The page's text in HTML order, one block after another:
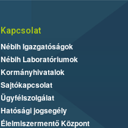
Kapcsolat
Nébih Igazgatóságok
Nébih Laboratóriumok
Kormányhivatalok
Sajtókapcsolat
Ügyfélszolgálat
Hatósági jogsegély
Élelmiszermentő Központ